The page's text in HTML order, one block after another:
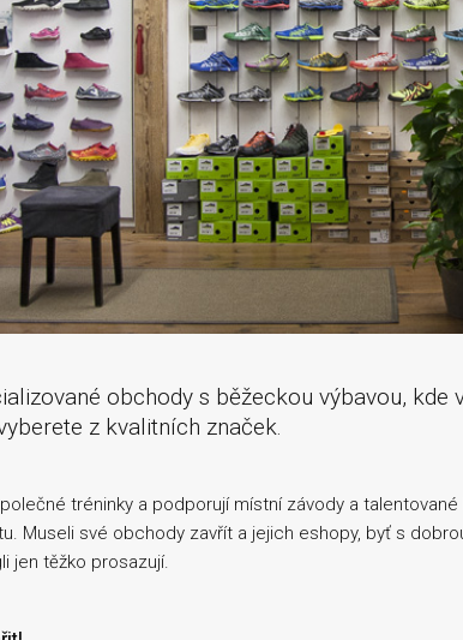
obchody s běžeckou výbavou, kde
z kvalitních značek.
tréninky a podporují místní závody a talentované
Museli své obchody zavřít a jejich eshopy, byť s
jen těžko prosazují.